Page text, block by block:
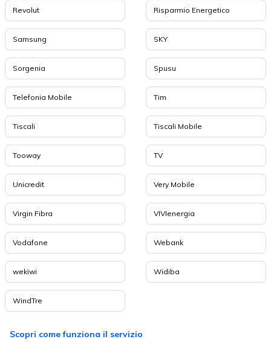
Revolut Risparmio Energetico
Samsung SKY
Sorgenia Spusu
Telefonia Mobile Tim
Tiscali Tiscali Mobile
Tooway TV
Unicredit Very Mobile
Virgin Fibra VIVIenergia
Vodafone Webank
wekiwi Widiba
WindTre
Scopri come funziona il servizio